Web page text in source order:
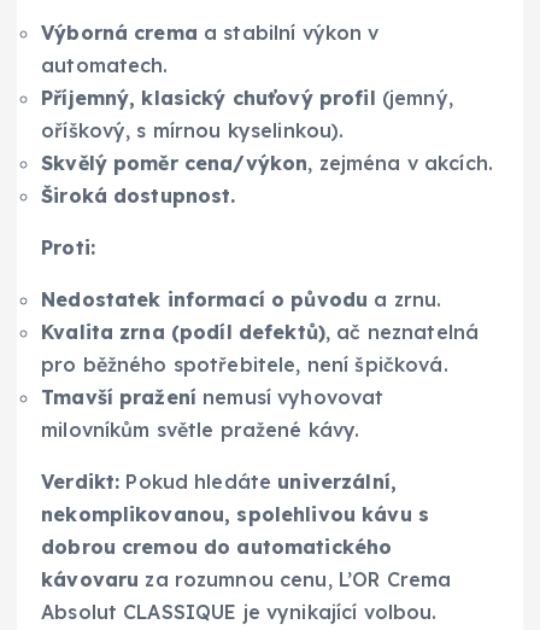
Výborná crema a stabilní výkon v
automatech.
Příjemný, klasický chuťový profil (jemný,
oříškový, s mírnou kyselinkou).
Skvělý poměr cena/výkon, zejména v akcích.
Široká dostupnost.
Proti:
Nedostatek informací o původu a zrnu.
Kvalita zrna (podíl defektů), ač neznatelná
pro běžného spotřebitele, není špičková.
Tmavší pražení nemusí vyhovovat
milovníkům světle pražené kávy.
Verdikt: Pokud hledáte univerzální,
nekomplikovanou, spolehlivou kávu s
dobrou cremou do automatického
kávovaru za rozumnou cenu, L’OR Crema
Absolut CLASSIQUE je vynikající volbou.